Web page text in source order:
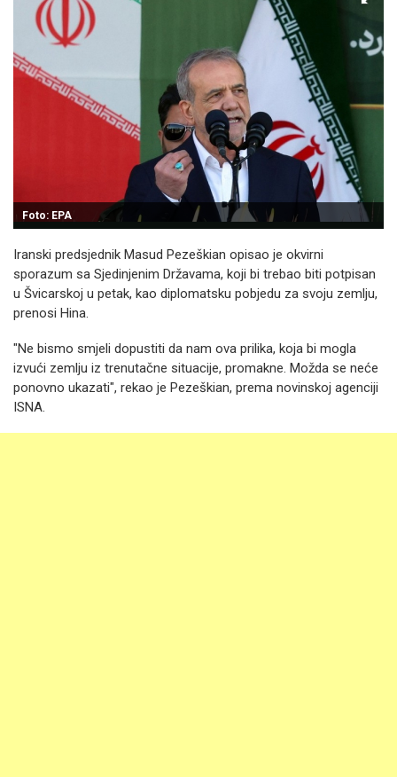
Foto: EPA
Iranski predsjednik Masud Pezeškian opisao je okvirni
sporazum sa Sjedinjenim Državama, koji bi trebao biti potpisan
u Švicarskoj u petak, kao diplomatsku pobjedu za svoju zemlju,
prenosi Hina.
"Ne bismo smjeli dopustiti da nam ova prilika, koja bi mogla
izvući zemlju iz trenutačne situacije, promakne. Možda se neće
ponovno ukazati", rekao je Pezeškian, prema novinskoj agenciji
ISNA.